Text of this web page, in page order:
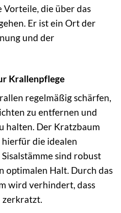
die über das
Er ist ein Ort der
und der
Krallenpflege
regelmäßig schärfen,
zu entfernen und
halten. Der Kratzbaum
die idealen
sind robust
optimalen Halt. Durch das
wird verhindert, dass
zerkratzt.